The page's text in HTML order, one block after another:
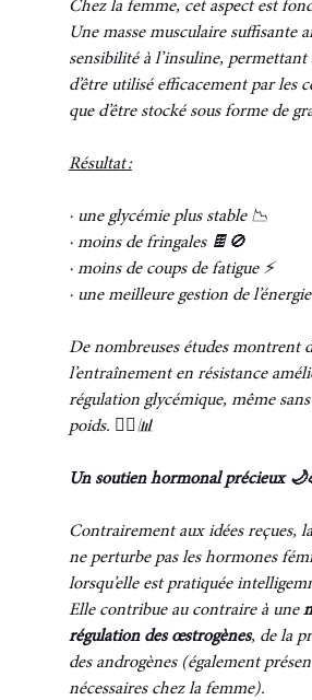
Chez la femme, cet aspect est
Une masse musculaire suffisante
sensibilité à l’insuline, permettant
d’être utilisé efficacement par les
que d’être stocké sous forme de
Résultat :
· une glycémie plus stable 📉
· moins de fringales 🍫🚫
· moins de coups de fatigue ⚡
· une meilleure gestion de
De nombreuses études montrent
l’entraînement en résistance
régulation glycémique, même
poids. 🏋️‍♀️📊
Un soutien hormonal précieux
Contrairement aux idées reçues,
ne perturbe pas les hormones
lorsqu’elle est pratiquée
Elle contribue au contraire à une
régulation des œstrogènes, de la
des androgènes (également
nécessaires chez la femme).